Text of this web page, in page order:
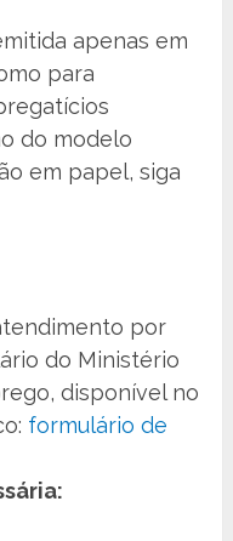
apenas em
para
do modelo
em papel, siga
por
do Ministério
disponível no
formulário de